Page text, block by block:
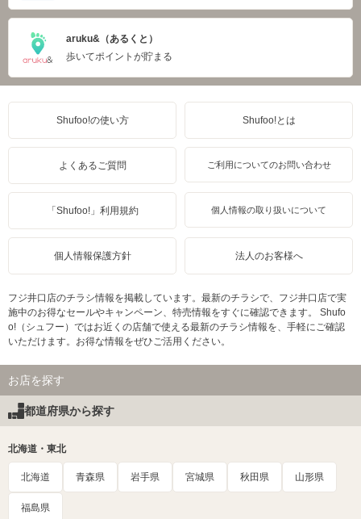
aruku&（あるくと）
歩いてポイントが貯まる
Shufoo!の使い方 Shufoo!とは
よくあるご質問 ご利用についてのお問い合わせ
「Shufoo!」利用規約 個人情報の取り扱いについて
個人情報保護方針 法人のお客様へ
フジ井口店のチラシ情報を掲載しています。最新のチラシで、フジ井口店で実
施中のお得なセールやキャンペーン、特売情報をすぐに確認できます。 Shufo
o!（シュフー）ではお近くの店舗で使える最新のチラシ情報を、手軽にご確認
いただけます。お得な情報をぜひご活用ください。
お店を探す
都道府県から探す
北海道・東北
北海道 青森県 岩手県 宮城県 秋田県 山形県
福島県